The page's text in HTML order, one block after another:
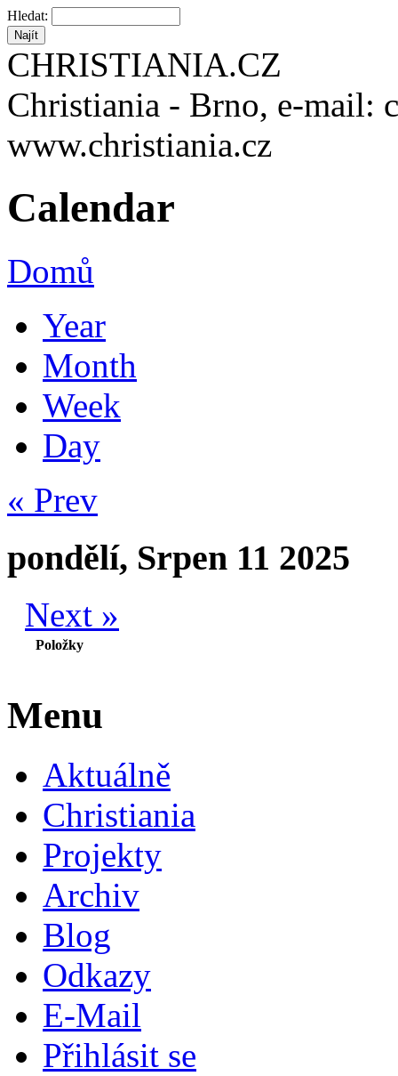
Hledat:
CHRISTIANIA.CZ
Christiania - Brno, e-mail:
www.christiania.cz
Calendar
Domů
Year
Month
Week
Day
« Prev
pondělí, Srpen 11 2025
Next »
Položky
Menu
Aktuálně
Christiania
Projekty
Archiv
Blog
Odkazy
E-Mail
Přihlásit se